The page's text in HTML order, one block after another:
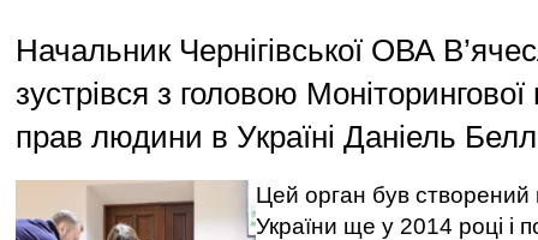
Начальник Чернігівської ОВА
зустрівся з головою
прав людини в Україні Даніель
Цей орган був
України ще у 2014 році і